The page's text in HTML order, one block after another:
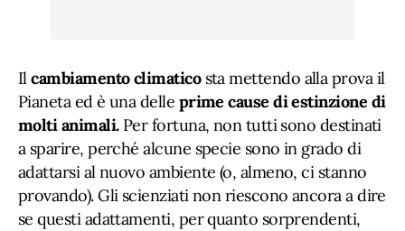
Ilcambiamento climaticosta mettendo alla prova il
Pianeta ed è una delle prime cause di estinzione di
molti animali.Per fortuna, non tutti sono destinati
a sparire, perché alcune specie sono in grado di
adattarsi al nuovo ambiente (o, almeno, ci stanno
provando). Gli scienziati non riescono ancora a dire
se questi adattamenti, per quanto sorprendenti,